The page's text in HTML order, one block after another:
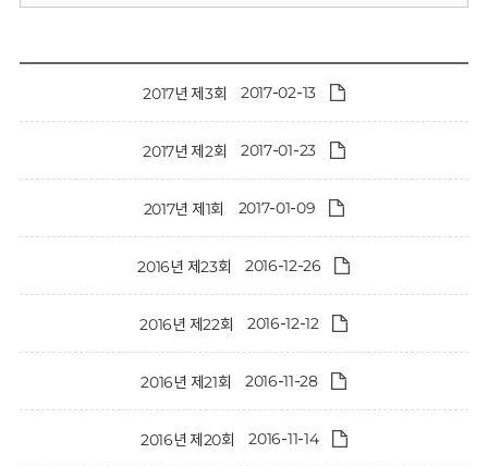
2017년 제3회 2017-02-13
2017년 제2회 2017-01-23
2017년 제1회 2017-01-09
2016년 제23회 2016-12-26
2016년 제22회 2016-12-12
2016년 제21회 2016-11-28
2016년 제20회 2016-11-14